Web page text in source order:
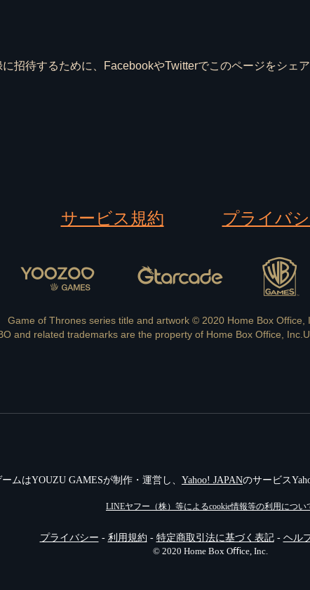
招待するために、FacebookやTwitterでこのページをシェア
サービス規約 プライバ
Game of Thrones series title and artwork © 2020 Home Box Office,
and related trademarks are the property of Home Box Office,
ムはYOUZU GAMESが制作・運営し、 Yahoo! JAPANのサービス
LINEヤフー（株）等によるcookie情報等の利⽤につい
プライバシー - 利⽤規約 - 特定商取引法に基づく表記- ヘル
© 2020 Home Box Oﬃce, Inc.